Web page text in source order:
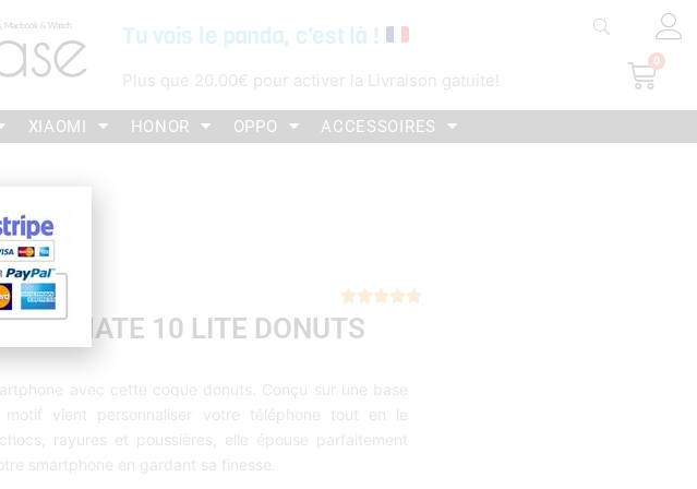
Tu vois le panda, c'est là !
Plus que 20.00€ pour activer la Livraison gatuite!
0
XIAOMI HONOR OPPO ACCESSOIRES

MATE 10 LITE DONUTS
avec cette coque donuts. Conçu sur une base
motif vient personnaliser votre téléphone tout en le
rayures et poussières, elle épouse parfaitement
smartphone en gardant sa finesse.